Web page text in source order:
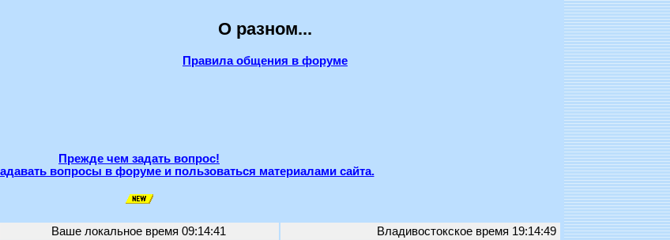
О разном...
Правила общения в форуме
Прежде чем задать вопрос!
вопросы в форуме и пользоваться материалами сайта.
Ваше локальное время 09:14:41 Владивостокское время 19:14:49